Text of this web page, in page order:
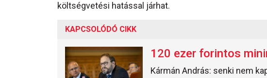
költségvetési hatással járhat.
KAPCSOLÓDÓ CIKK
120 ezer forintos
Kármán András: senki nem